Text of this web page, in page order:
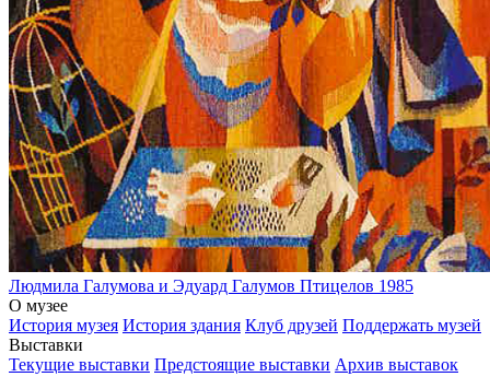
Людмила Галумова и Эдуард Галумов Птицелов 1985
О музее
История музея История здания Клуб друзей Поддержать музей
Выставки
Текущие выставки Предстоящие выставки Архив выставок